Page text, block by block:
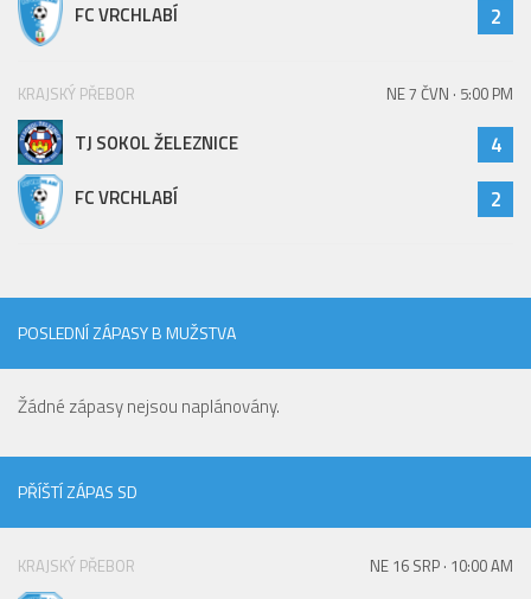
FC VRCHLABÍ 2
KRAJSKÝ PŘEBOR NE 7 ČVN · 5:00 PM
TJ SOKOL ŽELEZNICE 4
FC VRCHLABÍ 2
POSLEDNÍ ZÁPASY B MUŽSTVA
Žádné zápasy nejsou naplánovány.
PŘÍŠTÍ ZÁPAS SD
KRAJSKÝ PŘEBOR NE 16 SRP · 10:00 AM